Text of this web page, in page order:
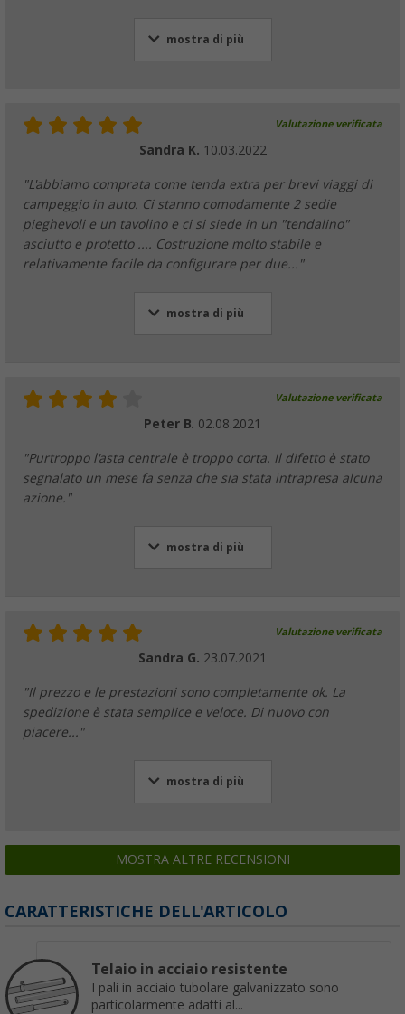
mostra di più
Valutazione verificata
Sandra K. 10.03.2022
"L'abbiamo comprata come tenda extra per brevi viaggi di
campeggio in auto. Ci stanno comodamente 2 sedie
pieghevoli e un tavolino e ci si siede in un "tendalino"
asciutto e protetto .... Costruzione molto stabile e
relativamente facile da configurare per due..."
mostra di più
Valutazione verificata
Peter B. 02.08.2021
"Purtroppo l'asta centrale è troppo corta. Il difetto è stato
segnalato un mese fa senza che sia stata intrapresa alcuna
azione."
mostra di più
Valutazione verificata
Sandra G. 23.07.2021
"Il prezzo e le prestazioni sono completamente ok. La
spedizione è stata semplice e veloce. Di nuovo con
piacere..."
mostra di più
MOSTRA ALTRE RECENSIONI
CARATTERISTICHE DELL'ARTICOLO
Telaio in acciaio resistente
I pali in acciaio tubolare galvanizzato sono
particolarmente adatti al...